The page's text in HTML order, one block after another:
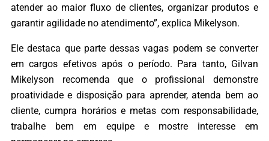
atender ao maior fluxo de clientes, organizar produtos e
garantir agilidade no atendimento”, explica Mikelyson.
Ele destaca que parte dessas vagas podem se converter
em cargos efetivos após o período. Para tanto, Gilvan
Mikelyson recomenda que o profissional demonstre
proatividade e disposição para aprender, atenda bem ao
cliente, cumpra horários e metas com responsabilidade,
trabalhe bem em equipe e mostre interesse em